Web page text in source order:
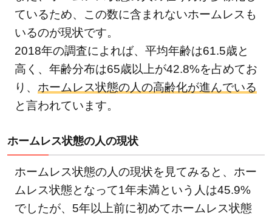
炊き
出し
3.2
自立
支援
セン
ター
営
3.3
緊急
シェ
ルタ
ているため、この数に含まれないホームレスも
いるのが現状です。
2018年の調査によれば、平均年齢は61.5歳と
高く、年齢分布は65歳以上が42.8%を占めてお
り、 ホームレス状態の人の高齢化が進んでいる
と言われています。
ホームレス状態の人の現状
ホームレス状態の人の現状を見てみると、ホー
ムレス状態となって1年未満という人は45.9%
でしたが、5年以上前に初めてホームレス状態